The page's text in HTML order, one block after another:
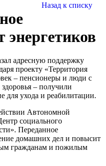
Назад к списку
энергетиков
адресную поддержку
проекту «Территория
– пенсионеры и люди с
– получили
для ухода и реабилитации.
Автономной
социального
Переданное
домашних дел и повысит
гражданам и пожилым